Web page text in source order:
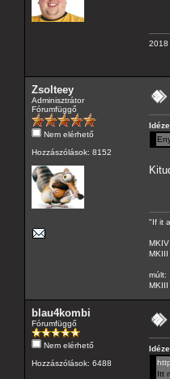
2018
Zsolteey
Adminisztrátor
Fórumfüggő
Nem elérhető
Hozzászólások: 8152
"If it
múlt:
blau4kombi
Fórumfüggő
Nem elérhető
Hozzászólások: 6488
Itt